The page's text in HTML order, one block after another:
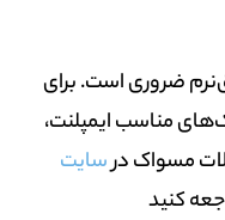
ضروری است. برای
مناسب ایمپلنت،
مسواک درسایت
کنید